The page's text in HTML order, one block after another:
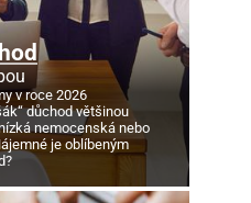
v roce 2026
důchod většinou
nemocenská nebo
je oblíbeným